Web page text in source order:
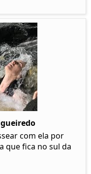
com ela por
que fica no sul da